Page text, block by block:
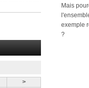
>
Mais
exemple
?